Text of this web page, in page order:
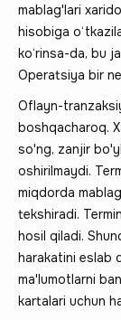
mablag'lari
hisobiga
ko‘rinsa-da, bu
Operatsiya bir
Oflayn-
boshqacharoq.
so'ng, zanjir
oshirilmaydi.
miqdorda
tekshiradi.
hosil qiladi.
harakatini eslab
ma'lumotlarni
kartalari uchun